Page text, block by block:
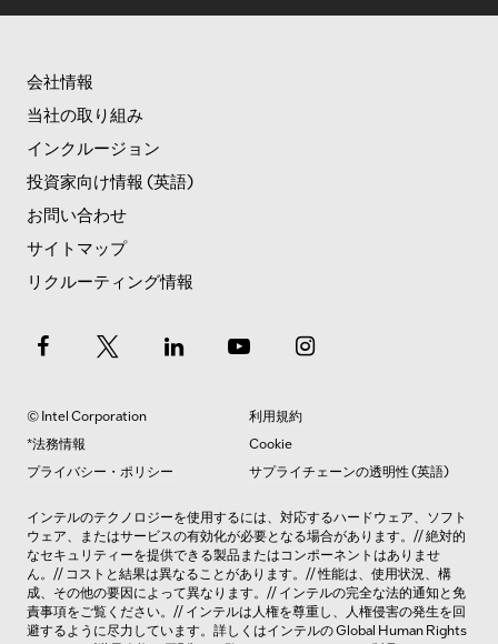
会社情報
当社の取り組み
インクルージョン
投資家向け情報 (英語)
お問い合わせ
サイトマップ
リクルーティング情報
© Intel Corporation
利用規約
*法務情報
Cookie
プライバシー・ポリシー
サプライチェーンの透明性 (英語)
インテルのテクノロジーを使用するには、対応するハードウェア、ソフト
ウェア、またはサービスの有効化が必要となる場合があります。// 絶対的
なセキュリティーを提供できる製品またはコンポーネントはありませ
ん。// コストと結果は異なることがあります。// 性能は、使用状況、構
成、その他の要因によって異なります。// インテルの完全な法的通知と免
責事項をご覧ください。// インテルは人権を尊重し、人権侵害の発生を回
避するように尽力しています。詳しくはインテルのGlobal Human Rights